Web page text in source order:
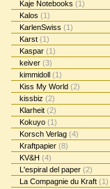
Kaje Notebooks (1)
Kalos (1)
KarlenSwiss (1)
Karst (1)
Kaspar (1)
keiver (3)
kimmidoll (1)
Kiss My World (2)
kissbiz (2)
Klarheit (2)
Kokuyo (1)
Korsch Verlag (4)
Kraftpapier (8)
KV&H (4)
L'espiral del paper (2)
La Compagnie du Kraft (1)